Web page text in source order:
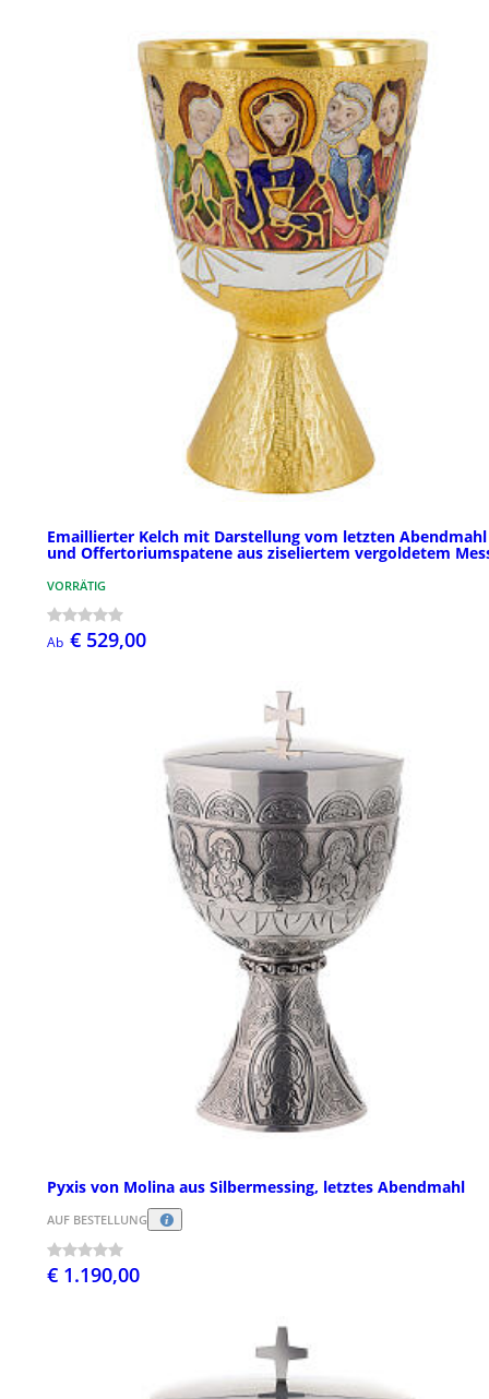
Emaillierter Kelch mit Darstellung vom letzten Abendmahl
und Offertoriumspatene aus ziseliertem vergoldetem
VORRÄTIG
Ab € 529,00
Pyxis von Molina aus Silbermessing, letztes Abendmahl
AUF BESTELLUNG
€ 1.190,00